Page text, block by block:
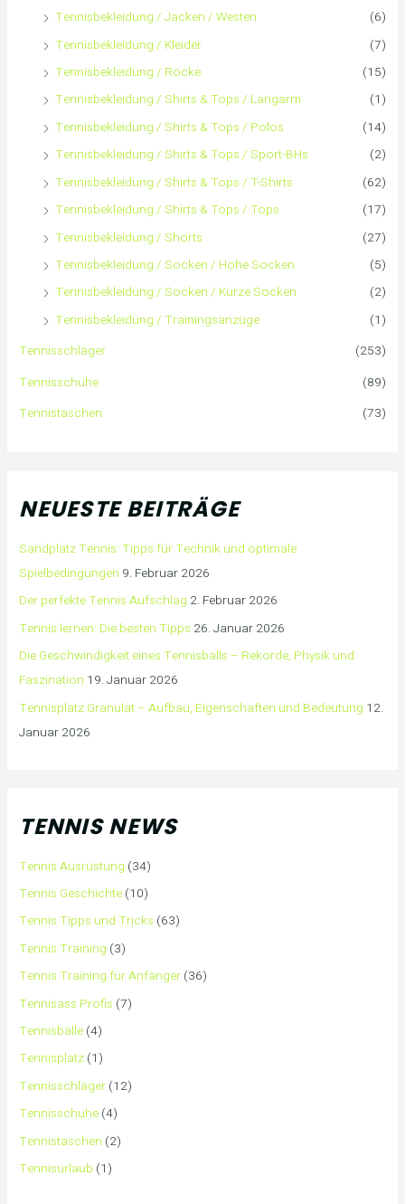
Tennisbekleidung / Jacken / Westen
(6)
Tennisbekleidung / Kleider
(7)
Tennisbekleidung / Röcke
(15)
Tennisbekleidung / Shirts & Tops / Langarm
(1)
Tennisbekleidung / Shirts & Tops / Polos
(14)
Tennisbekleidung / Shirts & Tops / Sport-BHs
(2)
Tennisbekleidung / Shirts & Tops / T-Shirts
(62)
Tennisbekleidung / Shirts & Tops / Tops
(17)
Tennisbekleidung / Shorts
(27)
Tennisbekleidung / Socken / Hohe Socken
(5)
Tennisbekleidung / Socken / Kurze Socken
(2)
Tennisbekleidung / Trainingsanzüge
(1)
Tennisschläger
(253)
Tennisschuhe
(89)
Tennistaschen
(73)
NEUESTE BEITRÄGE
Sandplatz Tennis: Tipps für Technik und optimale
Spielbedingungen 9. Februar 2026
Der perfekte Tennis Aufschlag 2. Februar 2026
Tennis lernen: Die besten Tipps 26. Januar 2026
Die Geschwindigkeit eines Tennisballs – Rekorde, Physik und
Faszination 19. Januar 2026
Tennisplatz Granulat – Aufbau, Eigenschaften und Bedeutung 12.
Januar 2026
TENNIS NEWS
Tennis Ausrüstung (34)
Tennis Geschichte (10)
Tennis Tipps und Tricks (63)
Tennis Training (3)
Tennis Training für Anfänger (36)
Tennisass Profis (7)
Tennisbälle (4)
Tennisplatz (1)
Tennisschläger (12)
Tennisschuhe (4)
Tennistaschen (2)
Tennisurlaub (1)